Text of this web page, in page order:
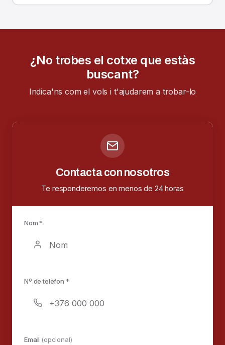
¿No trobes el cotxe que estàs
buscant?
Indica'ns com el vols i t'ajudarem a trobar-lo
Contacta con nosotros
Te responderemos en menos de 24 horas
Nom *
Nº de telèfon *
Email (opcional)